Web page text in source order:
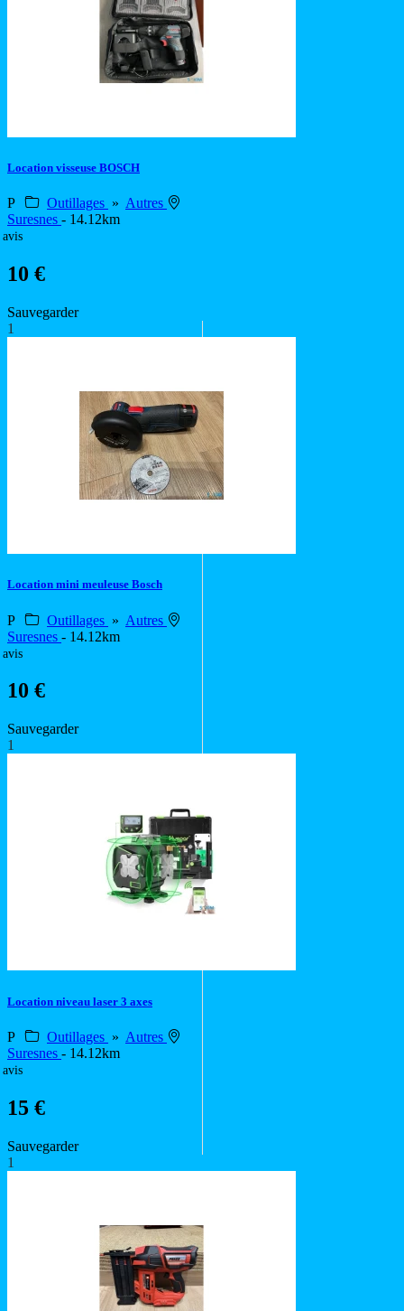
Location visseuse BOSCH
P Outillages » Autres
Suresnes - 14.12km
avis
10 €
Sauvegarder
1
Location mini meuleuse Bosch
P Outillages » Autres
Suresnes - 14.12km
avis
10 €
Sauvegarder
1
Location niveau laser 3 axes
P Outillages » Autres
Suresnes - 14.12km
avis
15 €
Sauvegarder
1